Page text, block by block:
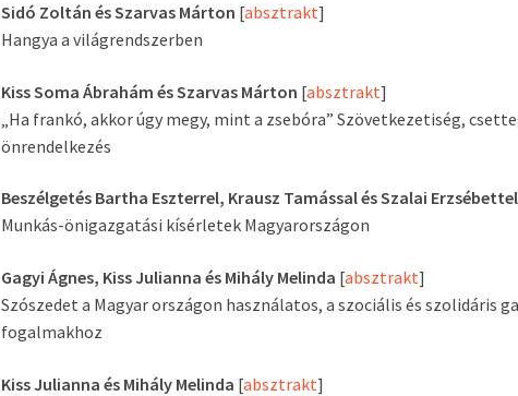
Sidó Zoltán és Szarvas Márton [absztrakt]
Hangya a világrendszerben
Kiss Soma Ábrahám és Szarvas Márton [absztrakt]
„Ha frankó, akkor úgy megy, mint a zsebóra” Szövetkezetiség,
önrendelkezés
Beszélgetés Bartha Eszterrel, Krausz Tamással és Szalai Erzsébettel
Munkás-önigazgatási kísérletek Magyarországon
Gagyi Ágnes, Kiss Julianna és Mihály Melinda [absztrakt]
Szószedet a Magyar országon használatos, a szociális és szolidáris
fogalmakhoz
Kiss Julianna és Mihály Melinda [absztrakt]